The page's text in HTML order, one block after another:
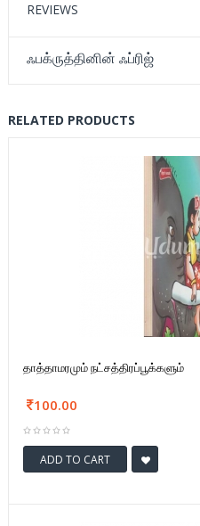
REVIEWS
ஃபக்ருத்தினின் ஃப்ரிஜ்
RELATED PRODUCTS
தாத்தாமரமும் நட்சத்திரப்பூக்களும்
100.00
ADD TO CART